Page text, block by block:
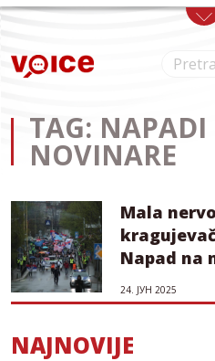
Skip to main content
TAG:
NOVINARE
Mala
Napad na
24. ЈУН 2025
NAJNOVIJE